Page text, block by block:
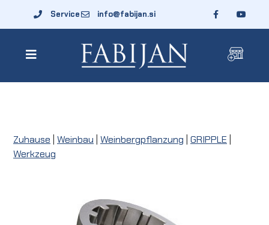
Service info@fabijan.si
Zuhause Weinbau Weinbergpflanzung GRIPPLE
Werkzeug